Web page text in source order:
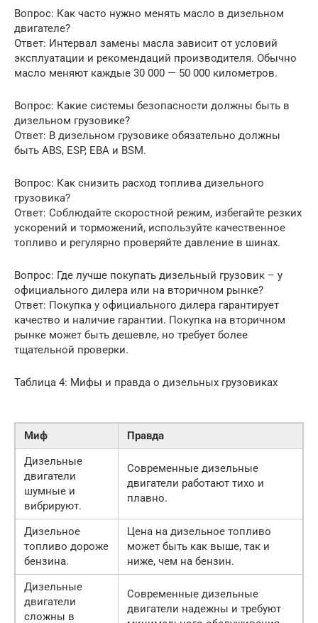
Вопрос: Как часто нужно менять масло в дизельном
двигателе?
Ответ: Интервал замены масла зависит от условий
эксплуатации и рекомендаций производителя. Обычно
масло меняют каждые 30 000 — 50 000 километров.
Вопрос: Какие системы безопасности должны быть в
дизельном грузовике?
Ответ: В дизельном грузовике обязательно должны
быть ABS, ESP, EBA и BSM.
Вопрос: Как снизить расход топлива дизельного
грузовика?
Ответ: Соблюдайте скоростной режим, избегайте резких
ускорений и торможений, используйте качественное
топливо и регулярно проверяйте давление в шинах.
Вопрос: Где лучше покупать дизельный грузовик – у
официального дилера или на вторичном рынке?
Ответ: Покупка у официального дилера гарантирует
качество и наличие гарантии. Покупка на вторичном
рынке может быть дешевле, но требует более
тщательной проверки.
Таблица 4: Мифы и правда о дизельных грузовиках
Миф
Правда
Дизельные
двигатели
шумные и
вибрируют.
Современные дизельные
двигатели работают тихо и
плавно.
Дизельное
топливо дороже
бензина.
Цена на дизельное топливо
может быть как выше, так и
ниже, чем на бензин.
Дизельные
двигатели
сложны в
Современные дизельные
двигатели надежны и требуют